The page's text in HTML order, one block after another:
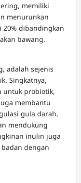
memiliki
menurunkan
dibandingkan
bawang.
adalah sejenis
Singkatnya,
untuk probiotik,
membantu
gula darah,
mendukung
inulin juga
dengan